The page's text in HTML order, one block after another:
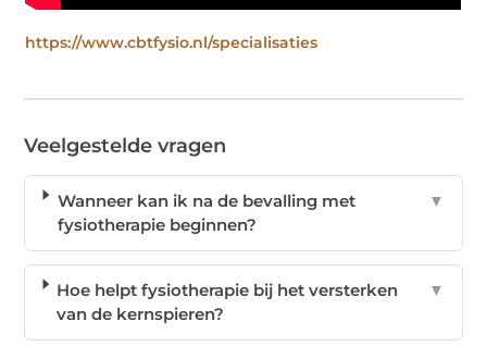
https://www.cbtfysio.nl/specialisaties
Veelgestelde vragen
Wanneer kan ik na de bevalling met
fysiotherapie beginnen?
▼
Hoe helpt fysiotherapie bij het versterken
van de kernspieren?
▼